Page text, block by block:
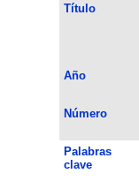
Título
Año
Número
Palabras
clave